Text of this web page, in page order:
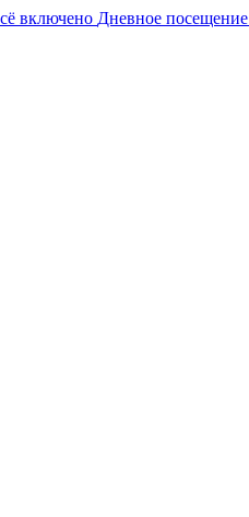
включено Дневное посещение